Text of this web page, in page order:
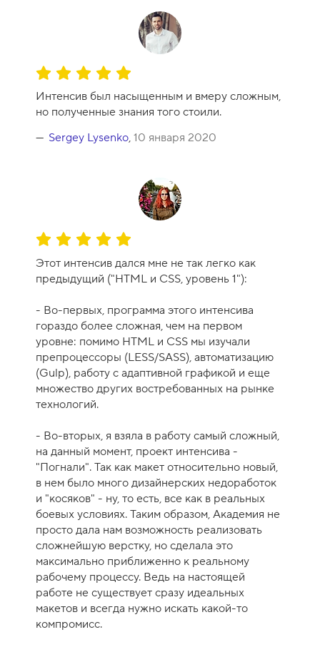
О
ц
е
н
к
-
1
0
Интенсив был насыщенным и вмеру сложным,
но полученные знания того стоили.
Sergey Lysenko, 10 января 2020
О
е
н
к
у
р
с
а
-
Этот интенсив дался мне не так легко как
предыдущий ("HTML и CSS, уровень 1"):
- Во-первых, программа этого интенсива
гораздо более сложная, чем на первом
уровне: помимо HTML и CSS мы изучали
препроцессоры (LESS/SASS), автоматизацию
(Gulp), работу с адаптивной графикой и еще
множество других востребованных на рынке
технологий.
- Во-вторых, я взяла в работу самый сложный,
на данный момент, проект интенсива -
"Погнали". Так как макет относительно новый,
в нем было много дизайнерских недоработок
и "косяков" - ну, то есть, все как в реальных
боевых условиях. Таким образом, Академия не
просто дала нам возможность реализовать
сложнейшую верстку, но сделала это
максимально приближенно к реальному
рабочему процессу. Ведь на настоящей
работе не существует сразу идеальных
макетов и всегда нужно искать какой-то
компромисс.